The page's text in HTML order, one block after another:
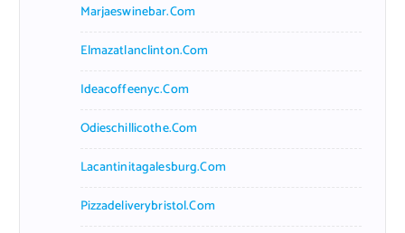
Marjaeswinebar.com
Elmazatlanclinton.com
Ideacoffeenyc.com
Odieschillicothe.com
Lacantinitagalesburg.com
Pizzadeliverybristol.com